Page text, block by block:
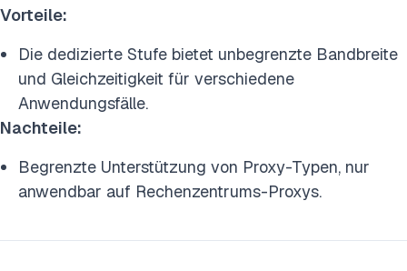
Vorteile:
Die dedizierte Stufe bietet unbegrenzte Bandbreite
und Gleichzeitigkeit für verschiedene
Anwendungsfälle.
Nachteile:
Begrenzte Unterstützung von Proxy-Typen, nur
anwendbar auf Rechenzentrums-Proxys.